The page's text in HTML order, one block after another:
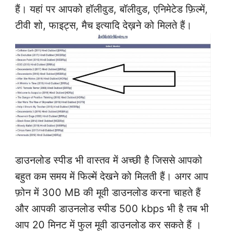
हैं। यहां पर आपको हॉलीवुड, बॉलीवुड, एनिमेटेड फ़िल्में,
टीवी शो, फाइट्स, मैच इत्यादि देख़ने को मिलते हैं।
डाउनलोड स्पीड भी वास्तव में अच्छी है जिससे आपको
बहुत कम समय में फिल्में देखने को मिलती हैं। अगर आप
फ़ोन में 300 MB की मूवी डाउनलोड करना चाहते हैं
और आपकी डाउनलोड स्पीड 500 kbps भी है तब भी
आप 20 मिनट में फुल मूवी डाउनलोड कर सकते हैं ।